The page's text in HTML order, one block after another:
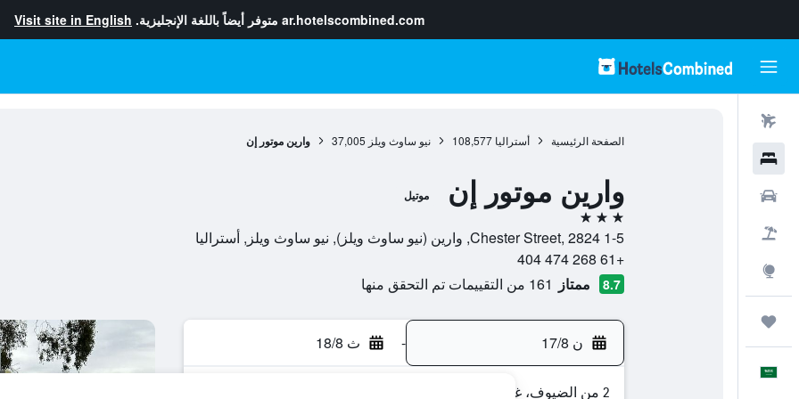
ar.hotelscombined.com متوفر أيضاً باللغة الإنجليزية. Visit site in English
الصفحة الرئيسية أستراليا 108,577 نيو ساوث ويلز 37,005 وارين موتور إن
وارين موتور إن موتيل
3 نجوم
1-5 Chester Street, 2824, وارين (نيو ساوث ويلز), نيو ساوث ويلز, أستراليا
+61 268 474 404
8.7 ممتاز 161 من التقييمات تم التحقق منها
ن 17/8 - ث 18/8
2 من الضيوف، غرفة واحدة